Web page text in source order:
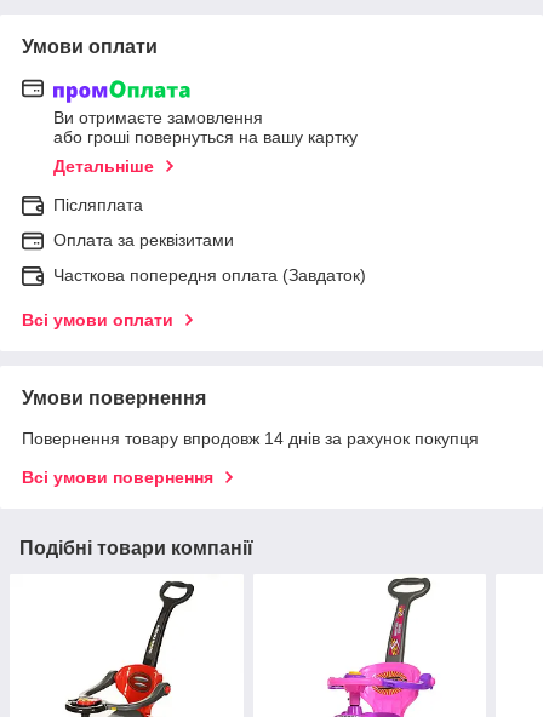
Умови оплати
Ви отримаєте замовлення
або гроші повернуться на вашу картку
Детальніше
Післяплата
Оплата за реквізитами
Часткова попередня оплата (Завдаток)
Всі умови оплати
Умови повернення
Повернення товару впродовж 14 днів за рахунок покупця
Всі умови повернення
Подібні товари компанії